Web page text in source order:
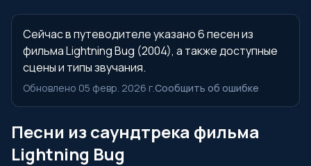
Сейчас в путеводителе указано 6 песен из
фильма Lightning Bug (2004), а также доступные
сцены и типы звучания.
Обновлено 05 февр. 2026 г.Сообщить об ошибке
Песни из саундтрека фильма
Lightning Bug